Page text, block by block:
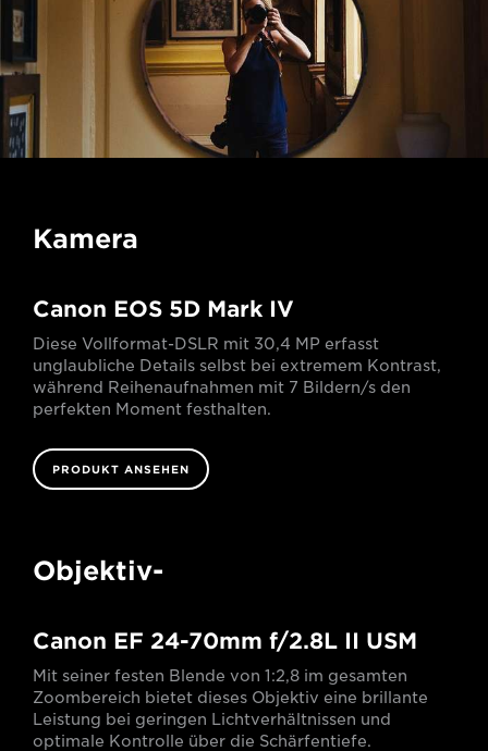
Kamera
Canon EOS 5D Mark IV
Diese Vollformat-DSLR mit 30,4 MP erfasst
unglaubliche Details selbst bei extremem Kontrast,
während Reihenaufnahmen mit 7 Bildern/s den
perfekten Moment festhalten.
PRODUKT ANSEHEN
Objektiv-
Canon EF 24-70mm f/2.8L II USM
Mit seiner festen Blende von 1:2,8 im gesamten
Zoombereich bietet dieses Objektiv eine brillante
Leistung bei geringen Lichtverhältnissen und
optimale Kontrolle über die Schärfentiefe.